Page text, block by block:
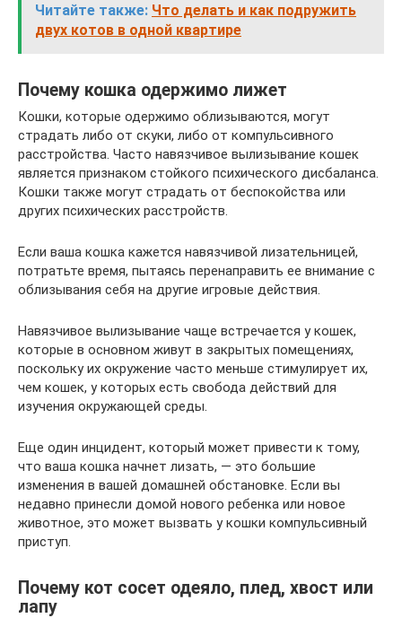
Читайте также: Что делать и как подружить
двух котов в одной квартире
Почему кошка одержимо лижет
Кошки, которые одержимо облизываются, могут
страдать либо от скуки, либо от компульсивного
расстройства. Часто навязчивое вылизывание кошек
является признаком стойкого психического дисбаланса.
Кошки также могут страдать от беспокойства или
других психических расстройств.
Если ваша кошка кажется навязчивой лизательницей,
потратьте время, пытаясь перенаправить ее внимание с
облизывания себя на другие игровые действия.
Навязчивое вылизывание чаще встречается у кошек,
которые в основном живут в закрытых помещениях,
поскольку их окружение часто меньше стимулирует их,
чем кошек, у которых есть свобода действий для
изучения окружающей среды.
Еще один инцидент, который может привести к тому,
что ваша кошка начнет лизать, — это большие
изменения в вашей домашней обстановке. Если вы
недавно принесли домой нового ребенка или новое
животное, это может вызвать у кошки компульсивный
приступ.
Почему кот сосет одеяло, плед, хвост или
лапу